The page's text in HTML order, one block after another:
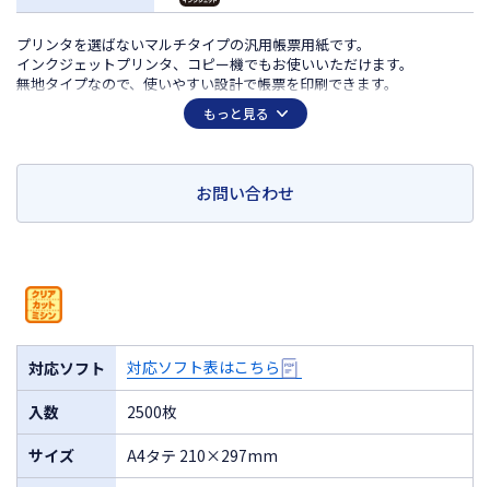
プリンタを選ばないマルチタイプの汎用帳票用紙です。
インクジェットプリンタ、コピー機でもお使いいただけます。
無地タイプなので、使いやすい設計で帳票を印刷できます。
切り離しやすく切り口キレイなミシン目加工（クリアカットミシン）を
もっと見る
お問い合わせ
対応ソフト 対応ソフト表はこちら
入数
2500枚
サイズ
A4タテ 210×297mm